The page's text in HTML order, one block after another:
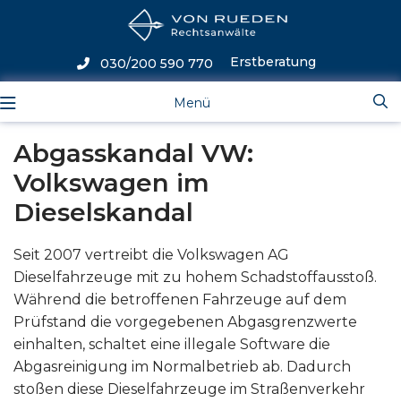
Menü
030/200 590 770 Erstberatung
Abgasskandal VW:
Volkswagen im
Dieselskandal
Seit 2007 vertreibt die Volkswagen AG
Dieselfahrzeuge mit zu hohem Schadstoffausstoß.
Während die betroffenen Fahrzeuge auf dem
Prüfstand die vorgegebenen Abgasgrenzwerte
einhalten, schaltet eine illegale Software die
Abgasreinigung im Normalbetrieb ab. Dadurch
stoßen diese Dieselfahrzeuge im Straßenverkehr